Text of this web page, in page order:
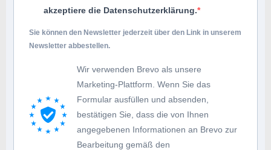
akzeptiere die Datenschutzerklärung.
Sie können den Newsletter jederzeit über den Link in unserem
Newsletter abbestellen.
Wir verwenden Brevo als unsere
Marketing-Plattform. Wenn Sie das
Formular ausfüllen und absenden,
bestätigen Sie, dass die von Ihnen
angegebenen Informationen an Brevo zur
Bearbeitung gemäß den